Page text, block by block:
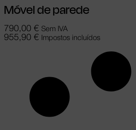
Móvel de parede
790,00 € Sem IVA
955,90 € Impostos incluídos